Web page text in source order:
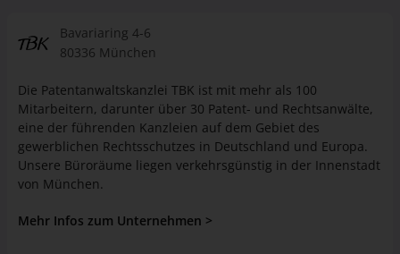
Bavariaring 4-6
80336 München
Die Patentanwaltskanzlei TBK ist mit mehr als 100
Mitarbeitern, darunter über 30 Patent- und Rechtsanwälte,
eine der führenden Kanzleien auf dem Gebiet des
gewerblichen Rechtsschutzes in Deutschland und Europa.
Unsere Büroräume liegen verkehrsgünstig in der Innenstadt
von München.
Mehr Infos zum Unternehmen >